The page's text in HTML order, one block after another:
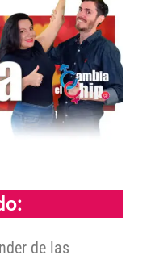
de las